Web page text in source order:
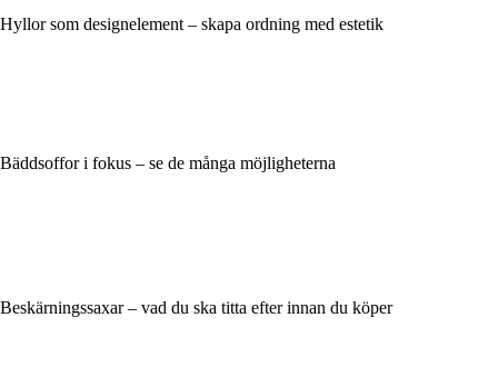
Hyllor som designelement – skapa ordning med estetik
Bäddsoffor i fokus – se de många möjligheterna
Beskärningssaxar – vad du ska titta efter innan du köper